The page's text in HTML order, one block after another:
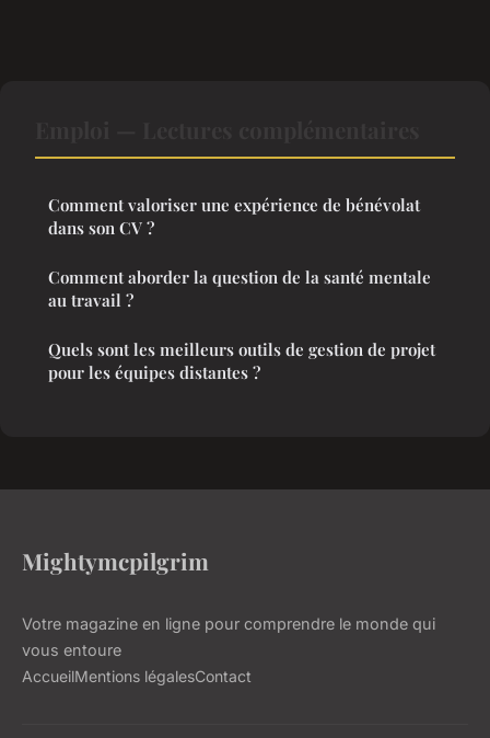
Comment valoriser une expérience de bénévolat
dans son CV ?
Comment aborder la question de la santé mentale
au travail ?
Quels sont les meilleurs outils de gestion de projet
pour les équipes distantes ?
Mightymcpilgrim
Votre magazine en ligne pour comprendre le monde qui
vous entoure
AccueilMentions légalesContact